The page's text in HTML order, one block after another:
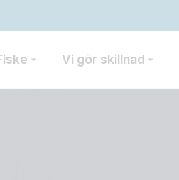
Vi gör skillnad